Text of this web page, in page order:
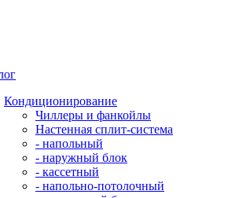
Кондиционирование
Чиллеры и фанкойлы
Настенная сплит-система
- напольный
- наружный блок
- кассетный
- напольно-потолочный